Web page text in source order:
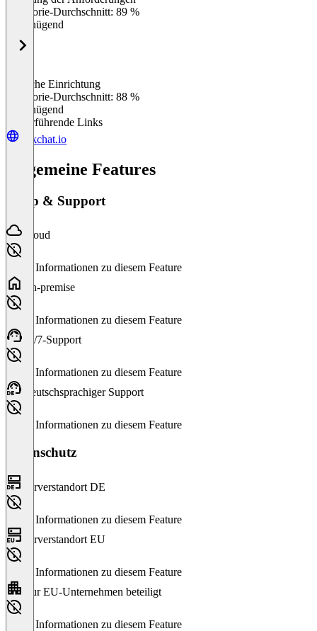
Kategorie-Durchschnitt: 89 %
Ungenügend
Einfache Einrichtung
Kategorie-Durchschnitt: 88 %
Ungenügend
Weiterführende Links
linkchat.io
Allgemeine Features
Setup & Support
Cloud
Keine Informationen zu diesem Feature
On-premise
Keine Informationen zu diesem Feature
24/7-Support
Keine Informationen zu diesem Feature
Deutschsprachiger Support
Keine Informationen zu diesem Feature
Datenschutz
Serverstandort DE
Keine Informationen zu diesem Feature
Serverstandort EU
Keine Informationen zu diesem Feature
Nur EU-Unternehmen beteiligt
Keine Informationen zu diesem Feature